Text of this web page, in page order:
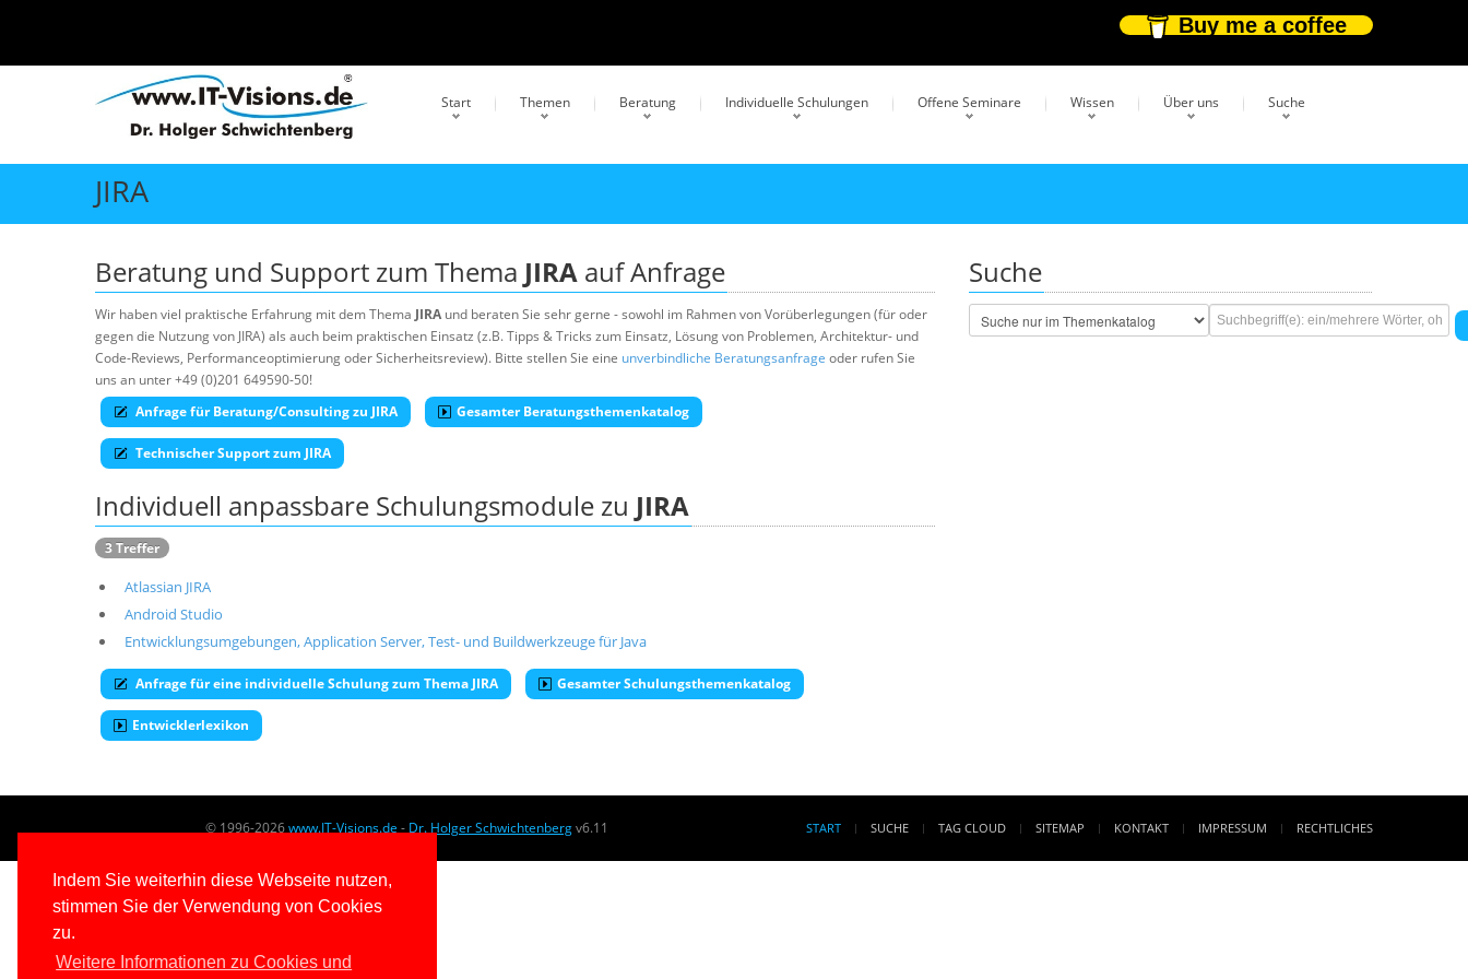
Indem Sie weiterhin diese Webseite nutzen,
stimmen Sie der Verwendung von Cookies
zu.
Weitere Informationen zu Cookies und
Buy me a coffee
Start Themen Beratung Individuelle Schulungen Offene Seminare Wissen Über uns Suche
JIRA
Beratung und Support zum Thema JIRA auf Anfrage
Wir haben viel praktische Erfahrung mit dem Thema JIRA und beraten Sie sehr gerne - sowohl im Rahmen von Vorüberlegungen (für oder
gegen die Nutzung von JIRA) als auch beim praktischen Einsatz (z.B. Tipps & Tricks zum Einsatz, Lösung von Problemen, Architektur- und
Code-Reviews, Performanceoptimierung oder Sicherheitsreview). Bitte stellen Sie eine unverbindliche Beratungsanfrage oder rufen Sie
uns an unter +49 (0)201 649590-50!
Anfrage für Beratung/Consulting zu JIRA
Gesamter Beratungsthemenkatalog
Technischer Support zum JIRA
Individuell anpassbare Schulungsmodule zu JIRA
3 Treffer
Atlassian JIRA
Android Studio
Entwicklungsumgebungen, Application Server, Test- und Buildwerkzeuge für Java
Anfrage für eine individuelle Schulung zum Thema JIRA Gesamter Schulungsthemenkatalog
Entwicklerlexikon
Suche
© 1996-2026www.IT-Visions.de - Dr. Holger Schwichtenbergv6.11 START SUCHE TAG CLOUD SITEMAP KONTAKT IMPRESSUM RECHTLICHES